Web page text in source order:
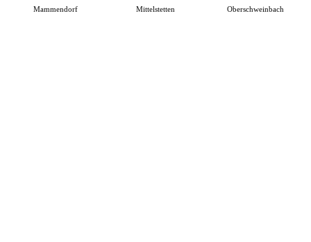
Mammendorf Mittelstetten Oberschweinbach